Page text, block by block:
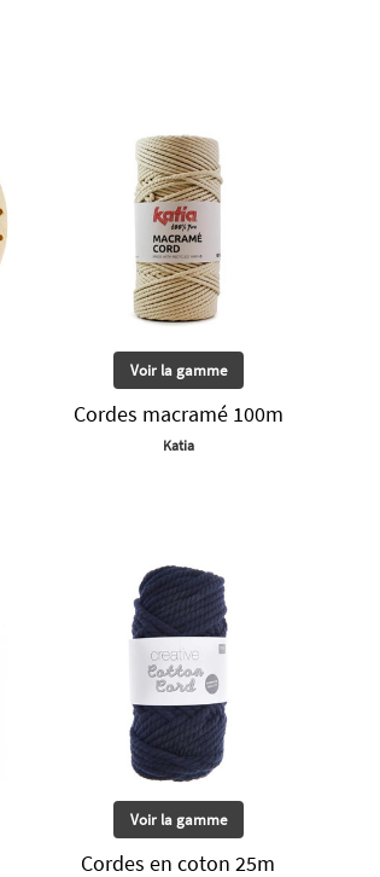
Voir la gamme
Cordes macramé 100m
Katia
Voir la gamme
Cordes en coton 25m